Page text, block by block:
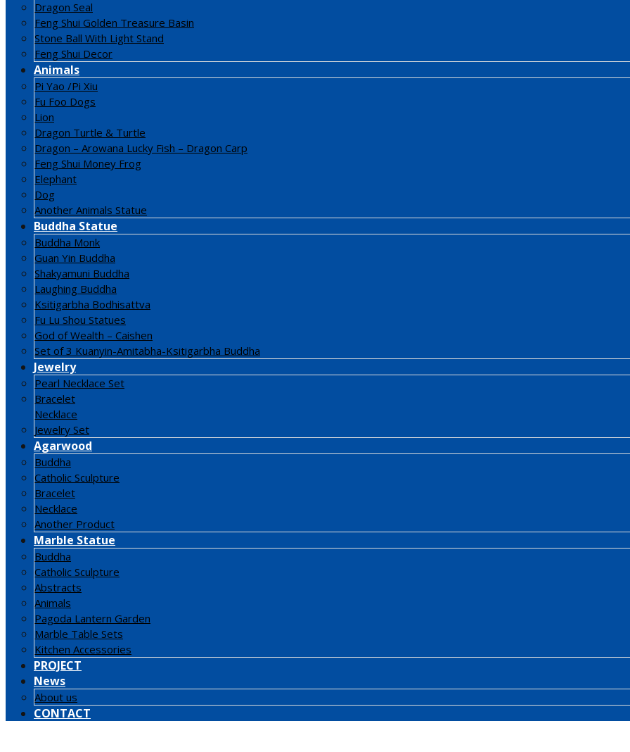
Dragon Seal
Feng Shui Golden Treasure Basin
Stone Ball With Light Stand
Feng Shui Decor
Animals
Pi Yao /Pi Xiu
Fu Foo Dogs
Lion
Dragon Turtle & Turtle
Dragon – Arowana Lucky Fish – Dragon Carp
Feng Shui Money Frog
Elephant
Dog
Another Animals Statue
Buddha Statue
Buddha Monk
Guan Yin Buddha
Shakyamuni Buddha
Laughing Buddha
Ksitigarbha Bodhisattva
Fu Lu Shou Statues
God of Wealth – Caishen
Set of 3 Kuanyin-Amitabha-Ksitigarbha Buddha
Jewelry
Pearl Necklace Set
Bracelet
Necklace
Jewelry Set
Agarwood
Buddha
Catholic Sculpture
Bracelet
Necklace
Another Product
Marble Statue
Buddha
Catholic Sculpture
Abstracts
Animals
Pagoda Lantern Garden
Marble Table Sets
Kitchen Accessories
PROJECT
News
About us
CONTACT